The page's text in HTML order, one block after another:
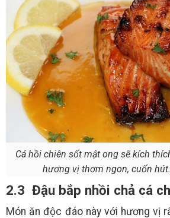
Cá hồi chiên sốt mật ong sẽ kích
hương vị thơm ngon, cuốn
2.3 Đậu bắp nhồi chả cá
Món ăn độc đáo này với hương vị